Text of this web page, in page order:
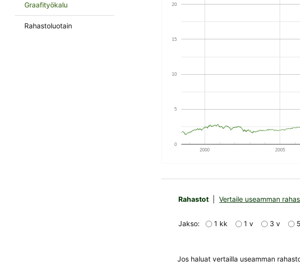
Graafityökalu
Rahastoluotain
2000 2005
0
5
10
15
20
Rahastot |Vertaile useamman
Jakso: 1 kk 1 v 3 v
Jos haluat vertailla useamman